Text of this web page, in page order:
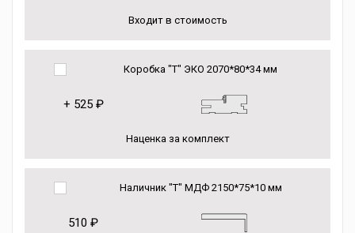
Входит в стоимость
Коробка "Т" ЭКО 2070*80*34 мм
+ 525 ₽
Наценка за комплект
Наличник "Т" МДФ 2150*75*10 мм
510 ₽